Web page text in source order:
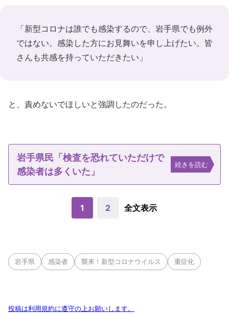
「新型コロナは誰でも感染するので、岩手県でも例外
ではない。感染した方にお見舞いを申し上げたい。皆
さんも共感を持っていただきたい」
と、責めないでほしいと強調したのだった。
岩手県民「検査を恐れていただけで
感染者は多くいた」
続きを読む
1 2 全文表示
岩手県 感染者 襲来！新型コロナウイルス 重症化